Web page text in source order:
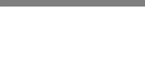
pdf, 229.9 kB, öppnas i nytt fönster.